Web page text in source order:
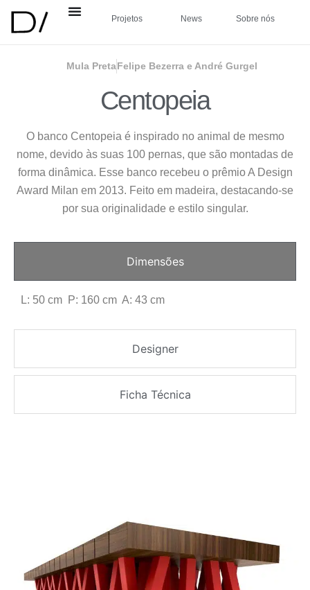
Projetos News Sobre nós
Mula PretaFelipe Bezerra e André Gurgel
Centopeia
O banco Centopeia é inspirado no animal de mesmo
nome, devido às suas 100 pernas, que são montadas de
forma dinâmica. Esse banco recebeu o prêmio A Design
Award Milan em 2013. Feito em madeira, destacando-se
por sua originalidade e estilo singular.
Dimensões
Designer
Ficha Técnica
L: 50 cm P: 160 cm A: 43 cm